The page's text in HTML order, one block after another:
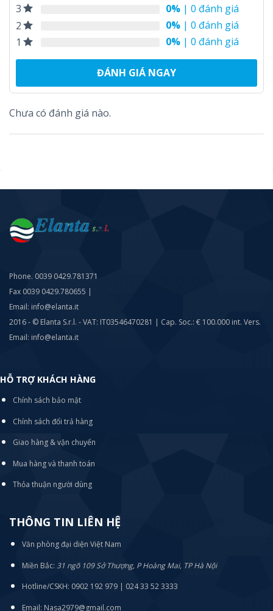
3
0% | 0 đánh giá
2
0% | 0 đánh giá
1
0% | 0 đánh giá
ĐÁNH GIÁ NGAY
Chưa có đánh giá nào.
Phone. 0039 0429.781371
Fax 0039 0429.780655 |
Email: info@elanta.it
2016 - © Elanta S.r.l. - VAT: IT03546470281 | Cap. Soc.: € 100.000 int. Vers.
Email: info@elanta.it
HỖ TRỢ KHÁCH HÀNG
Chính sách bảo mật
Chính sách đổi trả hàng
Giao hàng & vận chuyển
Mua hàng và thanh toán
Thỏa thuận người dùng
THÔNG TIN LIÊN HỆ
Văn phòng đại diện Việt Nam
Miền Bắc: 31 ngõ 109 Sở Thượng, P Hoàng Mai, TP Hà Nội
Hotline/CSKH: 0902 192 979 | 024 33 52 3333
Email: Nasa2979@gmail.com